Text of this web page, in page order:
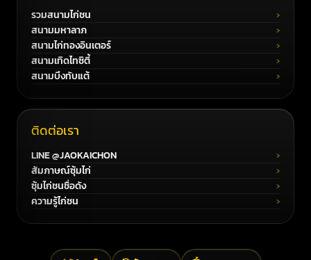
รวมสนามไก่ชน
สนามมหาลาภ
สนามไก่ทองอินเตอร์
สนามเทิดไทซิตี้
สนามบึงทับแต้
ติดต่อเรา
LINE @JAOKAICHON
สัมภาษณ์ซุ้มไก่
ซุ้มไก่ชนชื่อดัง
ความรู้ไก่ชน